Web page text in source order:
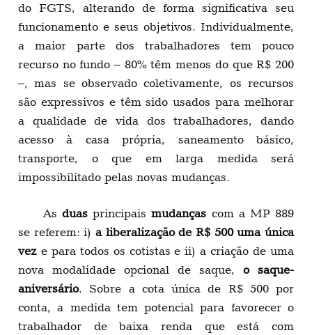
do FGTS, alterando de forma significativa seu
funcionamento e seus objetivos. Individualmente,
a maior parte dos trabalhadores tem pouco
recurso no fundo – 80% têm menos do que R$ 200
–, mas se observado coletivamente, os recursos
são expressivos e têm sido usados para melhorar
a qualidade de vida dos trabalhadores, dando
acesso à casa própria, saneamento básico,
transporte, o que em larga medida será
impossibilitado pelas novas mudanças.
Asduas principaismudanças com a MP 889
se referem: i) a liberalização de R$ 500 uma única
vez e para todos os cotistas e ii) a criação de uma
nova modalidade opcional de saque, o saque-
aniversário. Sobre a cota única de R$ 500 por
conta, a medida tem potencial para favorecer o
trabalhador de baixa renda que está com